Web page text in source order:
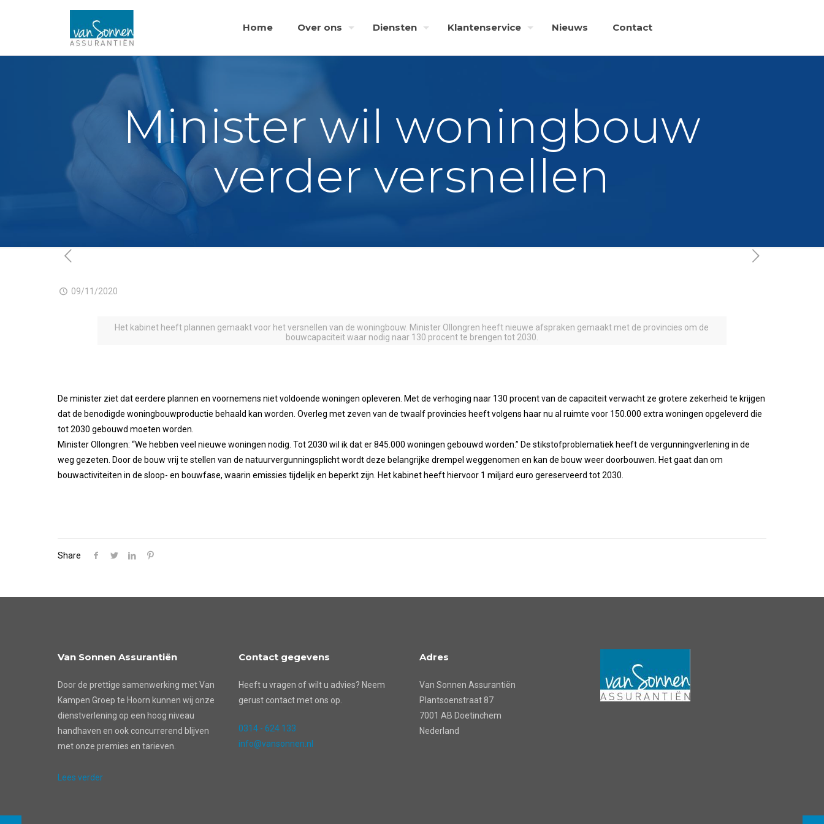
Home Over ons Diensten Klantenservice Nieuws Contact
Minister wil woningbouw
verder versnellen
09/11/2020
Het kabinet heeft plannen gemaakt voor het versnellen van de woningbouw. Minister Ollongren heeft nieuwe afspraken gemaakt met de provincies om de
bouwcapaciteit waar nodig naar 130 procent te brengen tot 2030.
De minister ziet dat eerdere plannen en voornemens niet voldoende woningen opleveren. Met de verhoging naar 130 procent van de capaciteit verwacht ze grotere zekerheid te krijgen
dat de benodigde woningbouwproductie behaald kan worden. Overleg met zeven van de twaalf provincies heeft volgens haar nu al ruimte voor 150.000 extra woningen opgeleverd die
tot 2030 gebouwd moeten worden.
Minister Ollongren: “We hebben veel nieuwe woningen nodig. Tot 2030 wil ik dat er 845.000 woningen gebouwd worden.” De stikstofproblematiek heeft de vergunningverlening in de
weg gezeten. Door de bouw vrij te stellen van de natuurvergunningsplicht wordt deze belangrijke drempel weggenomen en kan de bouw weer doorbouwen. Het gaat dan om
bouwactiviteiten in de sloop- en bouwfase, waarin emissies tijdelijk en beperkt zijn. Het kabinet heeft hiervoor 1 miljard euro gereserveerd tot 2030.
Share
Van Sonnen Assurantiën
Door de prettige samenwerking met Van
Kampen Groep te Hoorn kunnen wij onze
dienstverlening op een hoog niveau
handhaven en ook concurrerend blijven
met onze premies en tarieven.
Lees verder
Contact gegevens
Heeft u vragen of wilt u advies? Neem
gerust contact met ons op.
0314 - 624 133
info@vansonnen.nl
Adres
Van Sonnen Assurantiën
Plantsoenstraat 87
7001 AB Doetinchem
Nederland